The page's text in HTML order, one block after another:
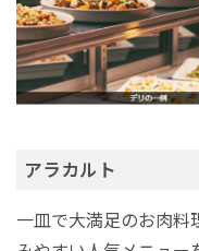
アラカルト
一皿で大満足のお肉料